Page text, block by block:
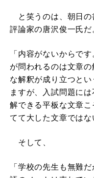
と笑うのは、朝日の
評論家の唐沢俊一氏だ
「内容がないからで
が問われるのは文章
な解釈が成り立つと
ますが、入試問題に
解できる平板な文章
てて大した文章ではな
そして、
「学校の先生も無難